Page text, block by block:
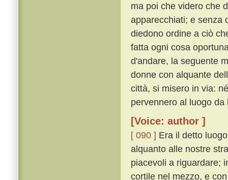
ma poi che videro che
apparecchiati; e senza
diedono ordine a ciò
fatta ogni cosa
d'andare, la seguente
donne con alquante
città, si misero in via:
pervennero al luogo
[Voice: author ]
[ 090 ] Era il detto
alquanto alle nostre
piacevoli a riguardare;
cortile nel mezzo, e